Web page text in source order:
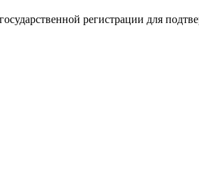
регистрации для